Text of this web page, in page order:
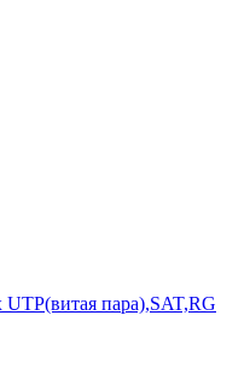
пара),SAT,RG